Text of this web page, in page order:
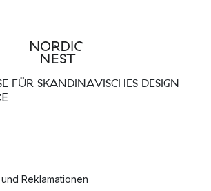
FÜR SKANDINAVISCHES DESIGN
Reklamationen